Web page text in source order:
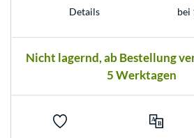
Details bei
Nicht lagernd, ab Bestellung
5 Werktagen